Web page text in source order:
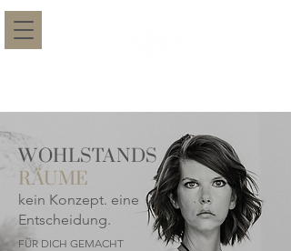
WOHLSTANDS
RÄUME
kein Konzept. eine
Entscheidung.
FÜR DICH GEMACHT